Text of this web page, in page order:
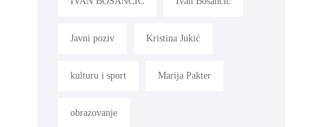
Javni poziv Kristina Jukić
kulturu i sport Marija Pakter
obrazovanje